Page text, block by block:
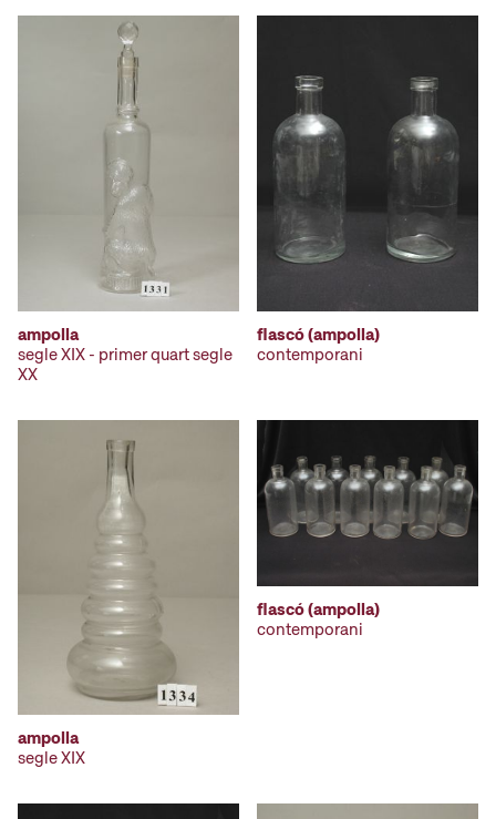
ampolla
segle XIX - primer quart segle
XX
flascó (ampolla)
contemporani
ampolla
segle XIX
flascó (ampolla)
contemporani